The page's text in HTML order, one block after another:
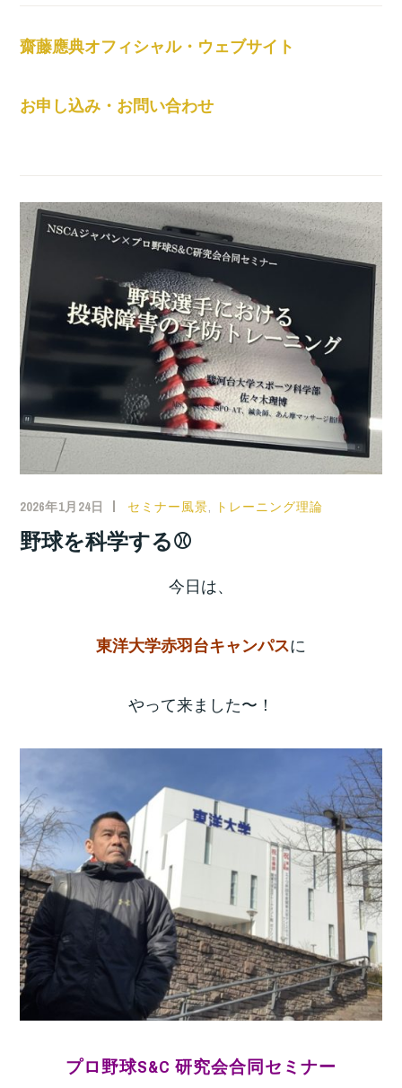
齋藤應典オフィシャル・ウェブサイト
お申し込み・お問い合わせ
2026年1月24日 セミナー風景, トレーニング理論
野球を科学する⚾️
今日は、
東洋大学赤羽台キャンパスに
やって来ました〜！
プロ野球S&C 研究会合同セミナー